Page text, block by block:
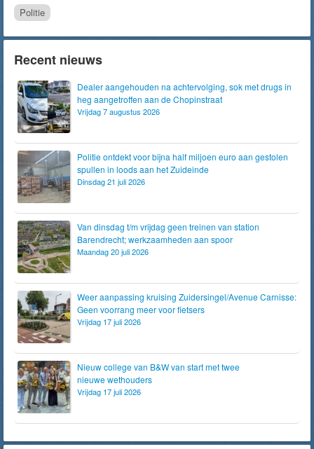
Politie
Recent nieuws
Dealer aangehouden na achtervolging, sok met drugs in
heg aangetroffen aan de Chopinstraat
Vrijdag 7 augustus 2026
Politie ontdekt voor bijna half miljoen euro aan gestolen
spullen in loods aan het Zuideinde
Dinsdag 21 juli 2026
Van dinsdag t/m vrijdag geen treinen van station
Barendrecht; werkzaamheden aan spoor
Maandag 20 juli 2026
Weer aanpassing kruising Zuidersingel/Avenue Carnisse:
Geen voorrang meer voor fietsers
Vrijdag 17 juli 2026
Nieuw college van B&W van start met twee
nieuwe wethouders
Vrijdag 17 juli 2026